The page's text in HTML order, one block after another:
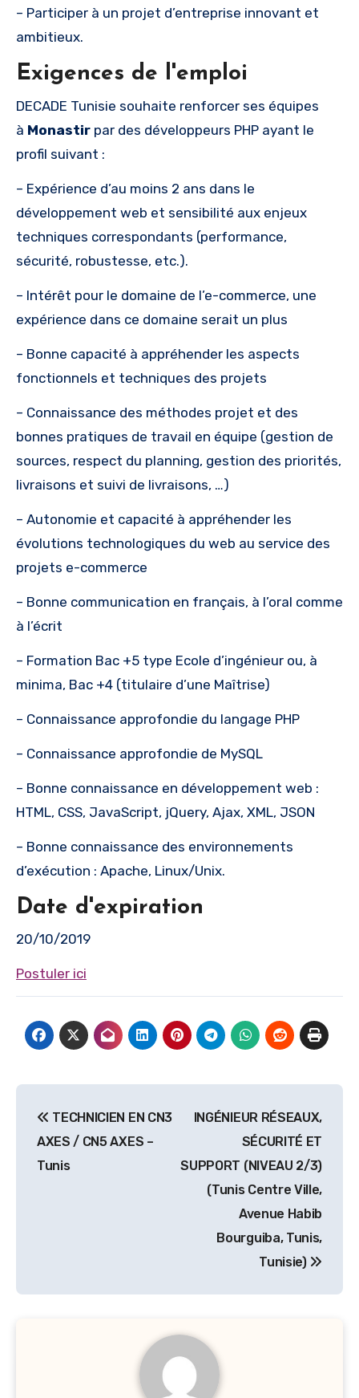
– Participer à un projet d’entreprise innovant et
ambitieux.
Exigences de l'emploi
DECADE Tunisie souhaite renforcer ses équipes
à Monastir par des développeurs PHP ayant le
profil suivant :
– Expérience d’au moins 2 ans dans le
développement web et sensibilité aux enjeux
techniques correspondants (performance,
sécurité, robustesse, etc.).
– Intérêt pour le domaine de l’e-commerce, une
expérience dans ce domaine serait un plus
– Bonne capacité à appréhender les aspects
fonctionnels et techniques des projets
– Connaissance des méthodes projet et des
bonnes pratiques de travail en équipe (gestion de
sources, respect du planning, gestion des priorités,
livraisons et suivi de livraisons, …)
– Autonomie et capacité à appréhender les
évolutions technologiques du web au service des
projets e-commerce
– Bonne communication en français, à l’oral comme
à l’écrit
– Formation Bac +5 type Ecole d’ingénieur ou, à
minima, Bac +4 (titulaire d’une Maîtrise)
– Connaissance approfondie du langage PHP
– Connaissance approfondie de MySQL
– Bonne connaissance en développement web :
HTML, CSS, JavaScript, jQuery, Ajax, XML, JSON
– Bonne connaissance des environnements
d’exécution : Apache, Linux/Unix.
Date d'expiration
20/10/2019
Postuler ici
de
l’article
TECHNICIEN EN CN3
AXES / CN5 AXES –
Tunis
INGÉNIEUR RÉSEAUX,
SÉCURITÉ ET
SUPPORT (NIVEAU 2/3)
(Tunis Centre Ville,
Avenue Habib
Bourguiba, Tunis,
Tunisie)